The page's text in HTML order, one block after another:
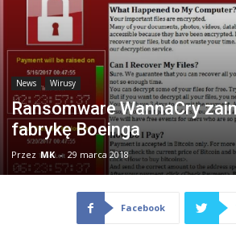
News Wirusy
Ransomware WannaCry
fabrykę Boeinga
Przez MK - 29 marca 2018
Facebook